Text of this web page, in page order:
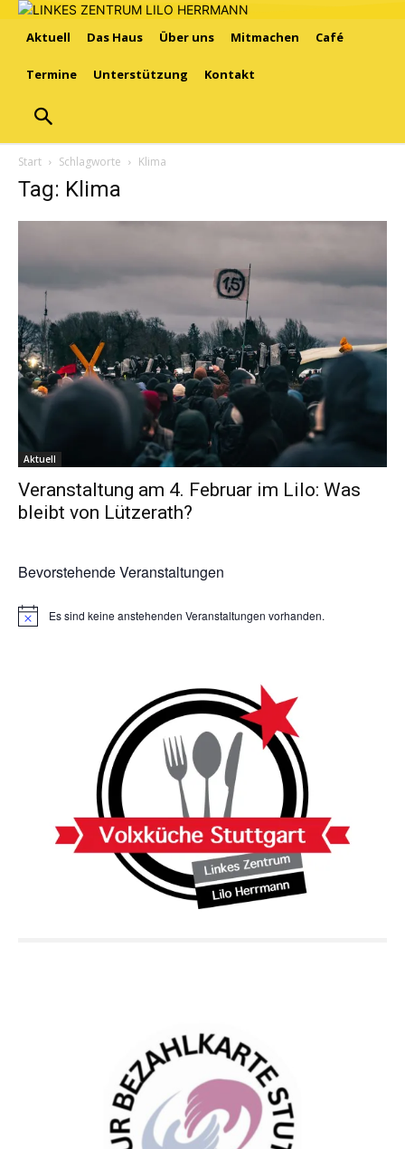
Aktuell Das Haus Über uns Mitmachen Café
Termine Unterstützung Kontakt
Start Schlagworte Klima
Tag: Klima
Aktuell
Veranstaltung am 4. Februar im Lilo: Was
bleibt von Lützerath?
Bevorstehende Veranstaltungen
HinweisEs sind keine anstehenden Veranstaltungen vorhanden.